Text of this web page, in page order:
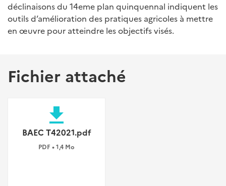
déclinaisons du 14eme plan quinquennal indiquent les
outils d’amélioration des pratiques agricoles à mettre
en œuvre pour atteindre les objectifs visés.
Fichier attaché
file_download
BAEC T42021.pdf
PDF • 1,4 Mo